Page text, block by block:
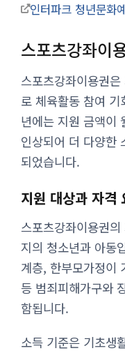
인터파크 청년문화
스포츠강좌이
스포츠강좌이용권
로 체육활동 참여
년에는 지원 금액이
인상되어 더 다양한
되었습니다.
지원 대상과 자격
스포츠강좌이용권
지의 청소년과 아동
계층, 한부모가정이
등 범죄피해가구와
함됩니다.
소득 기준은 기초생